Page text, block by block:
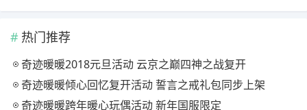
热门推荐
奇迹暖暖2018元旦活动 云京之巅四神之战复开
奇迹暖暖倾心回忆复开活动 誓言之戒礼包同步上架
奇迹暖暖跨年暖心玩偶活动 新年国服限定